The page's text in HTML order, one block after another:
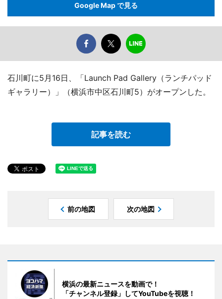
Google Map で見る
石川町に5月16日、「Launch Pad Gallery（ランチパッド
ギャラリー）」（横浜市中区石川町5）がオープンした。
記事を読む
前の地図 次の地図
横浜の最新ニュースを動画で！
「チャンネル登録」してYouTubeを視聴！